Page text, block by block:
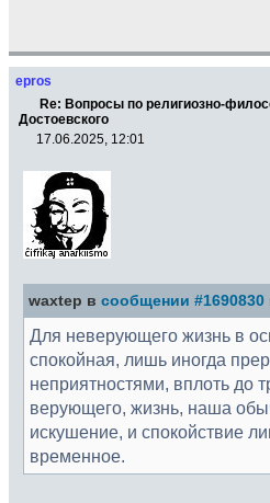
epros
Re: Вопросы по религиозно-
Достоевского
17.06.2025, 12:01
waxtep в сообщении #1690830
Для неверующего жизнь в
спокойная, лишь иногда
неприятностями, вплоть до
верующего, жизнь, наша
искушение, и спокойствие
временное.